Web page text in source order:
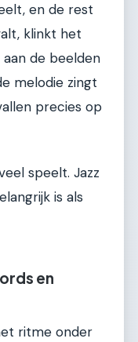
en de rest
klinkt het
de beelden
melodie zingt
precies op
speelt. Jazz
is als
en
ritme onder